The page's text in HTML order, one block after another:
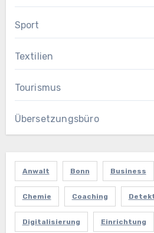
Sport
Textilien
Tourismus
Übersetzungsbüro
Anwalt Bonn Business
Chemie Coaching
Digitalisierung Einrichtung